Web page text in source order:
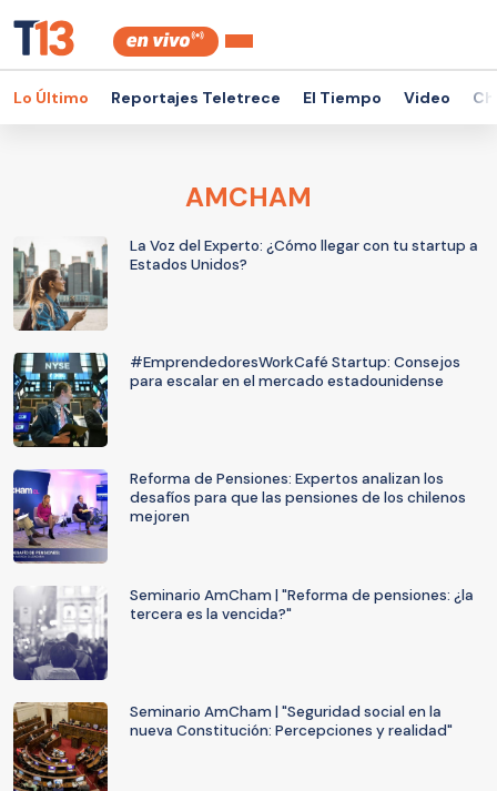
Lo Último Reportajes Teletrece El Tiempo Video
AMCHAM
La Voz del Experto: ¿Cómo llegar con tu startup a
Estados Unidos?
#EmprendedoresWorkCafé Startup: Consejos
para escalar en el mercado estadounidense
Reforma de Pensiones: Expertos analizan los
desafíos para que las pensiones de los chilenos
mejoren
Seminario AmCham | "Reforma de pensiones: ¿la
tercera es la vencida?"
Seminario AmCham | "Seguridad social en la
nueva Constitución: Percepciones y realidad"